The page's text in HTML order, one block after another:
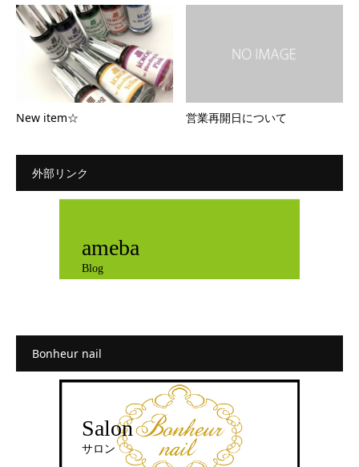
New item☆ 営業再開日について
外部リンク
ameba
Blog
Bonheur nail
Salon
サロン